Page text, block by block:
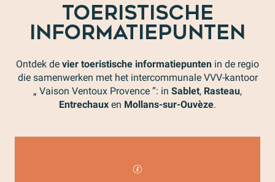
TOERISTISCHE
INFORMATIEPUNTEN
Ontdek de vier toeristische informatiepunten in de regio
die samenwerken met het intercommunale VVV-kantoor
„ Vaison Ventoux Provence ”: in Sablet, Rasteau,
Entrechaux en Mollans-sur-Ouvèze.